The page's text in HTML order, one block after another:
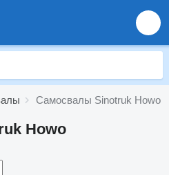
Самосвалы Sinotruk Howo
Howo